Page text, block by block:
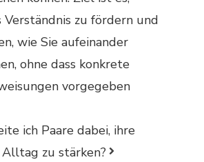
zu fördern und
wie Sie aufeinander
ohne dass konkrete
vorgegeben
ich Paare dabei, ihre
zu stärken?